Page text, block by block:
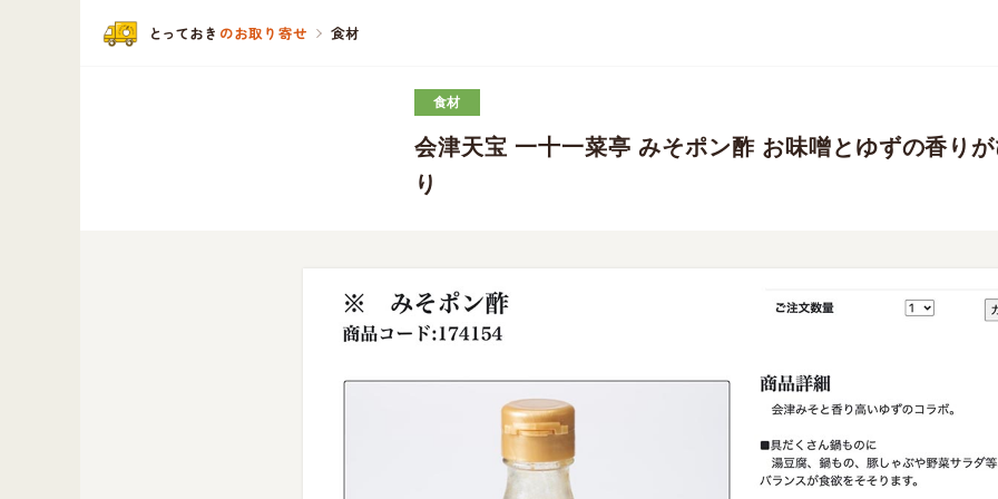
とっておき のお取り寄せ 食材
食材
会津天宝 一十一菜亭 みそポン酢 お味噌とゆずの香り
り